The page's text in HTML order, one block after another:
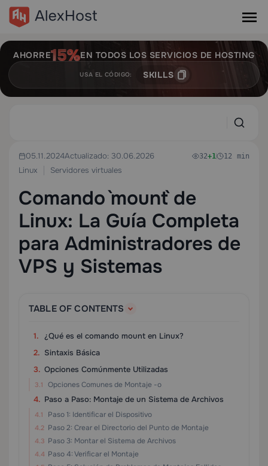
AHORRE EN TODOS LOS SERVICIOS DE HOSTING
USA EL CÓDIGO: SKILLS
05.11.2024Actualizado: 30.06.2026
Linux
Servidores virtuales
32+1 12 min
Comando `mount` de
Linux: La Guía Completa
para Administradores de
VPS y Sistemas
TABLE OF CONTENTS
¿Qué es el comando mount en Linux?
Sintaxis Básica
Opciones Comúnmente Utilizadas
Opciones Comunes de Montaje -o
Paso a Paso: Montaje de un Sistema de Archivos
Paso 1: Identificar el Dispositivo
Paso 2: Crear el Directorio del Punto de Montaje
Paso 3: Montar el Sistema de Archivos
Paso 4: Verificar el Montaje